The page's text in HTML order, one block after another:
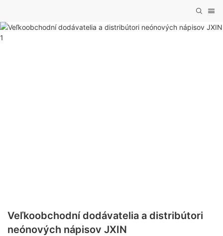
Veľkoobchodní dodávatelia a distribútori
neónových nápisov JXIN